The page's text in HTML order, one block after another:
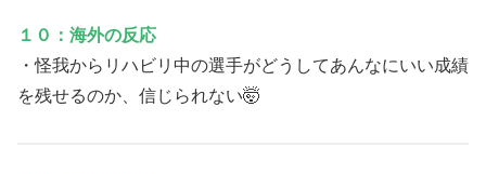
１０：海外の反応
・怪我からリハビリ中の選手がどうしてあんなにいい成績
を残せるのか、信じられない🤯